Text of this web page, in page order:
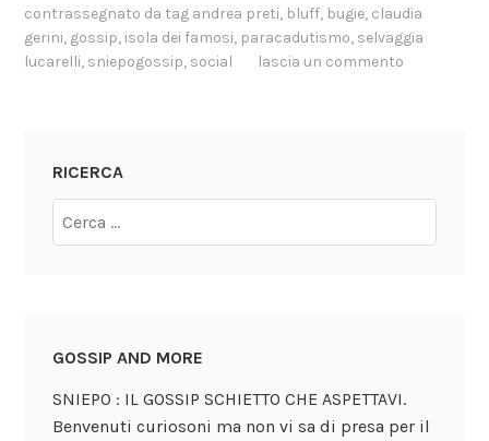
contrassegnato da tag andrea preti, bluff, bugie, claudia
gerini, gossip, isola dei famosi, paracadutismo, selvaggia
lucarelli, sniepogossip, social lascia un commento
RICERCA
GOSSIP AND MORE
SNIEPO : IL GOSSIP SCHIETTO CHE ASPETTAVI.
Benvenuti curiosoni ma non vi sa di presa per il